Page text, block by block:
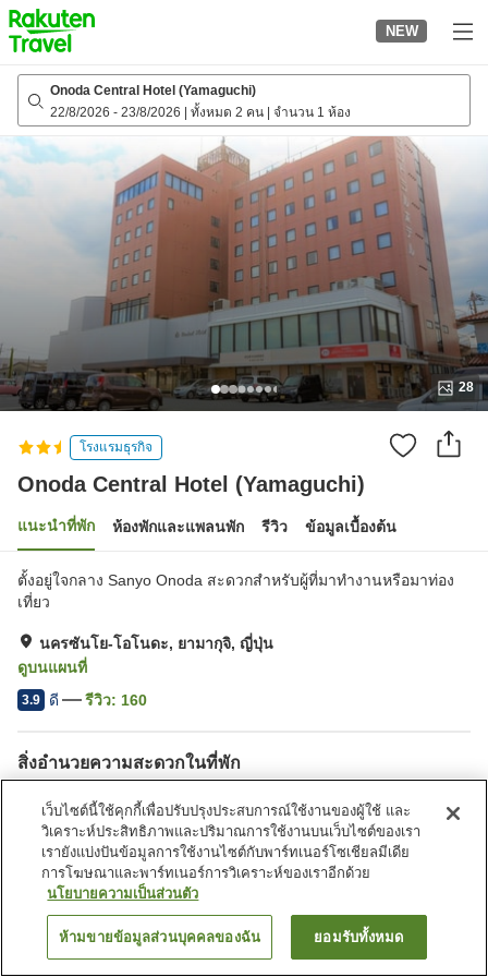
to
top
page
NEW
Onoda Central Hotel (Yamaguchi)
22/8/2026 - 23/8/2026 ทั้งหมด 2 คน จำนวน 1 ห้อง
28
โรงแรมธุรกิจ
Onoda Central Hotel (Yamaguchi)
แนะนำที่พัก ห้องพักและแพลนพัก รีวิว ข้อมูลเบื้องต้น
ตั้งอยู่ใจกลาง Sanyo Onoda สะดวกสำหรับผู้ที่มาทำงานหรือมาท่อง
เที่ยว
นครซันโย-โอโนดะ, ยามากุจิ, ญี่ปุ่น
ดูบนแผนที่
3.9 ดี รีวิว: 160
สิ่งอำนวยความสะดวกในที่พัก
ร้านอาหาร
ตู้จำหน่ายอัตโนมัติ
หน้าแรก ญี่ปุ่น ยามากุจิ
นครซันโย-โอโนดะ
Onoda Central Hotel (Yamaguchi)
ค้นหาห้องพัก
เว็บไซต์นี้ใช้คุกกี้เพื่อปรับปรุงประสบการณ์ใช้งานของผู้ใช้ และ
วิเคราะห์ประสิทธิภาพและปริมาณการใช้งานบนเว็บไซต์ของเรา
เรายังแบ่งปันข้อมูลการใช้งานไซต์กับพาร์ทเนอร์โซเชียลมีเดีย
การโฆษณาและพาร์ทเนอร์การวิเคราะห์ของเราอีกด้วย
นโยบายความเป็นส่วนตัว
ห้ามขายข้อมูลส่วนบุคคลของฉัน ยอมรับทั้งหมด